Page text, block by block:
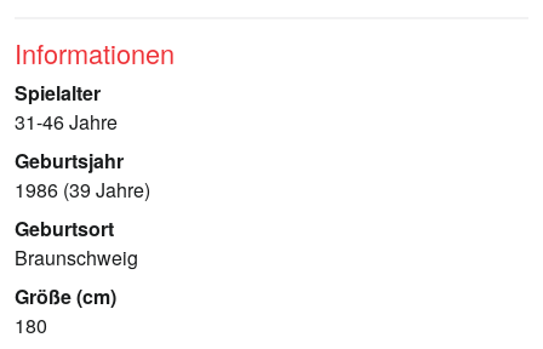
Informationen
Spielalter
31-46 Jahre
Geburtsjahr
1986 (39 Jahre)
Geburtsort
Braunschweig
Größe (cm)
180